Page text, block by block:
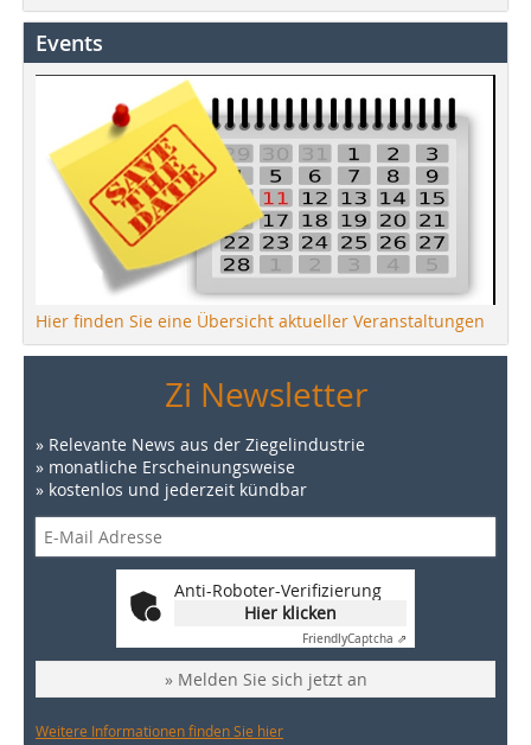
Events
Hier finden Sie eine Übersicht aktueller Veranstaltungen
Zi Newsletter
» Relevante News aus der Ziegelindustrie
» monatliche Erscheinungsweise
» kostenlos und jederzeit kündbar
Anti-Roboter-Verifizierung
Hier klicken
FriendlyCaptcha ⇗
» Melden Sie sich jetzt an
Weitere Informationen finden Sie hier